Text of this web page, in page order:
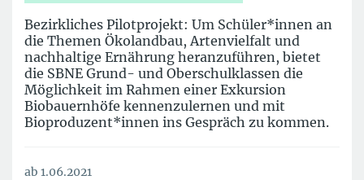
Bezirkliches Pilotprojekt: Um Schüler*innen an
die Themen Ökolandbau, Artenvielfalt und
nachhaltige Ernährung heranzuführen, bietet
die SBNE Grund- und Oberschulklassen die
Möglichkeit im Rahmen einer Exkursion
Biobauernhöfe kennenzulernen und mit
Bioproduzent*innen ins Gespräch zu kommen.
ab 1.06.2021